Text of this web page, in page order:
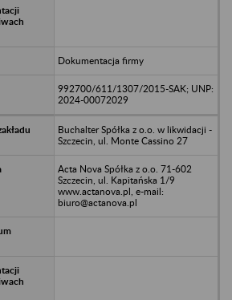
Dokumentacja firmy
992700/611/1307/2015-SAK; UNP:
2024-00072029
Buchalter Spółka z o.o. w likwidacji -
Szczecin, ul. Monte Cassino 27
Acta Nova Spółka z o.o. 71-602
Szczecin, ul. Kapitańska 1/9
www.actanova.pl, e-mail:
biuro@actanova.pl